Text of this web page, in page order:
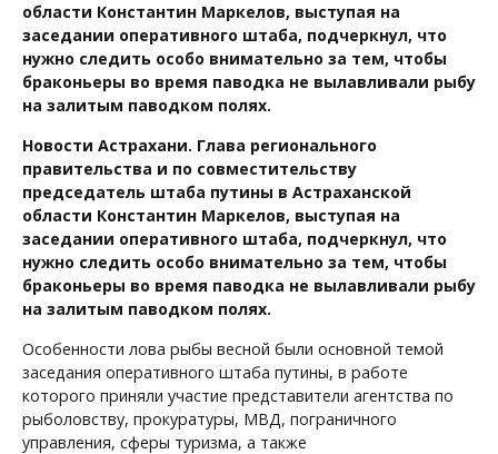
области Константин Маркелов, выступая на
заседании оперативного штаба, подчеркнул, что
нужно следить особо внимательно за тем, чтобы
браконьеры во время паводка не вылавливали рыбу
на залитым паводком полях.
Новости Астрахани. Глава регионального
правительства и по совместительству
председатель штаба путины в Астраханской
области Константин Маркелов, выступая на
заседании оперативного штаба, подчеркнул, что
нужно следить особо внимательно за тем, чтобы
браконьеры во время паводка не вылавливали рыбу
на залитым паводком полях.
Особенности лова рыбы весной были основной темой
заседания оперативного штаба путины, в работе
которого приняли участие представители агентства по
рыболовству, прокуратуры, МВД, пограничного
управления, сферы туризма, а также